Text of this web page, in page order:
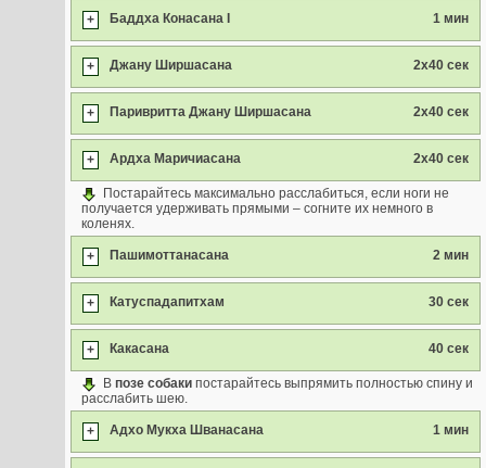
+
Баддха Конасана I 1 мин
+ Джану Ширшасана 2x40 сек
+ Паривритта Джану Ширшасана 2x40 сек
+ Ардха Маричиасана 2х40 сек
Постарайтесь максимально расслабиться, если ноги не
получается удерживать прямыми – согните их немного в
коленях.
+ Пашимоттанасана 2 мин
+ Катуспадапитхам 30 сек
+ Какасана 40 сек
В позе собаки постарайтесь выпрямить полностью спину и
расслабить шею.
+ Адхо Мукха Шванасана 1 мин